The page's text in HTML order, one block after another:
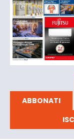
ABBONATI